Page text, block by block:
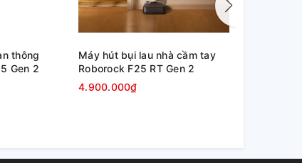
thông
Gen 2
Máy hút bụi lau nhà cầm tay
Roborock F25 RT Gen 2
4.900.000₫